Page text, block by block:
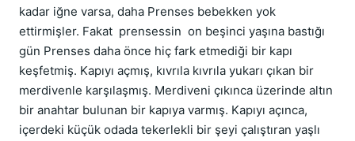
kadar iğne varsa, daha Prenses bebekken yok
ettirmişler. Fakat prensessin on beşinci yaşına bastığı
gün Prenses daha önce hiç fark etmediği bir kapı
keşfetmiş. Kapıyı açmış, kıvrıla kıvrıla yukarı çıkan bir
merdivenle karşılaşmış. Merdiveni çıkınca üzerinde altın
bir anahtar bulunan bir kapıya varmış. Kapıyı açınca,
içerdeki küçük odada tekerlekli bir şeyi çalıştıran yaşlı